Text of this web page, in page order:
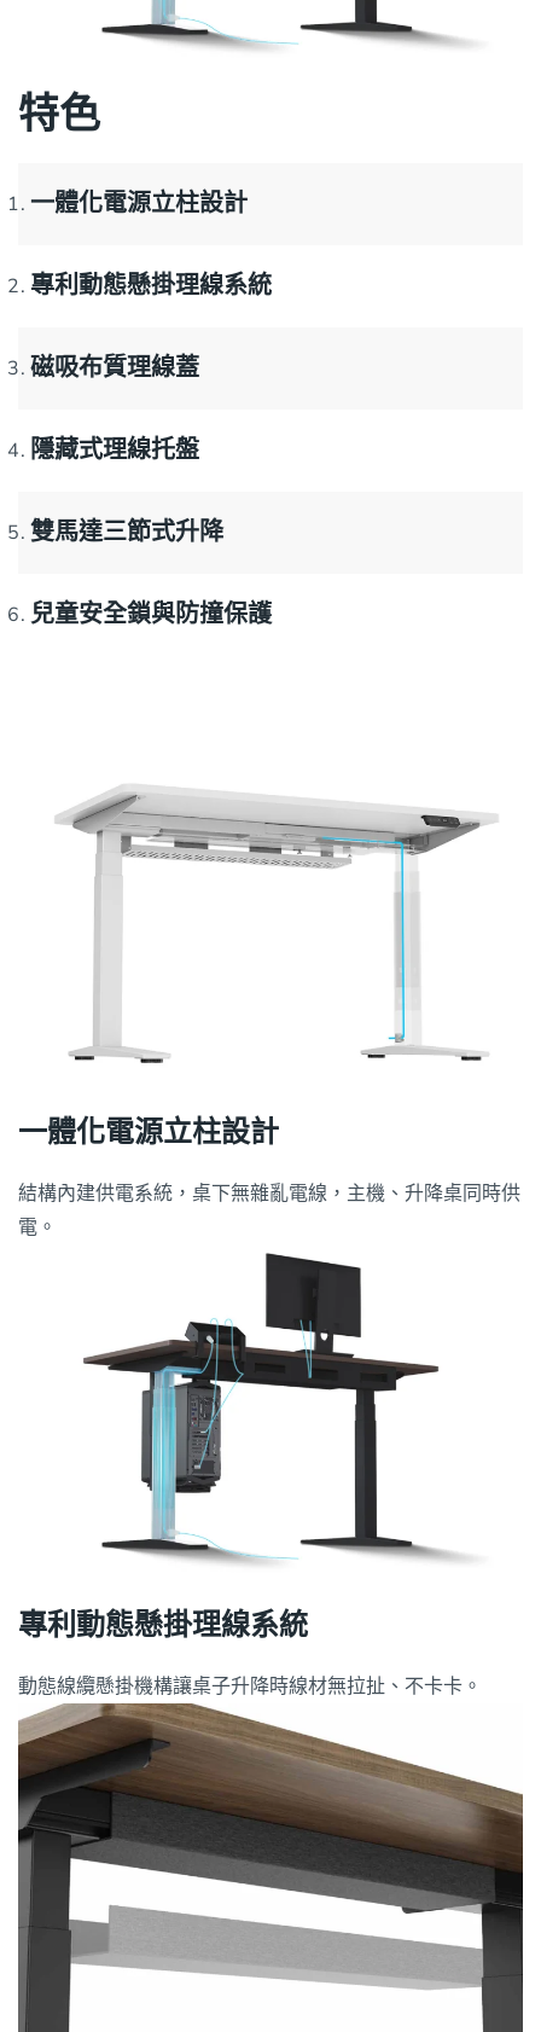
特色
一體化電源立柱設計
專利動態懸掛理線系統
磁吸布質理線蓋
隱藏式理線托盤
雙馬達三節式升降
兒童安全鎖與防撞保護
一體化電源立柱設計
結構內建供電系統，桌下無雜亂電線，主機、升降桌同時供
電。
專利動態懸掛理線系統
動態線纜懸掛機構讓桌子升降時線材無拉扯、不卡卡。